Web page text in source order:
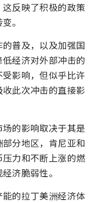
反映了积极的政策
。
普及，以及加强国
经济对外部冲击的
影响，但似乎比许
此次冲击的直接影
的影响取决于其是
分地区，肯尼亚和
力和不断上涨的燃
济脆弱性。
的拉丁美洲经济体